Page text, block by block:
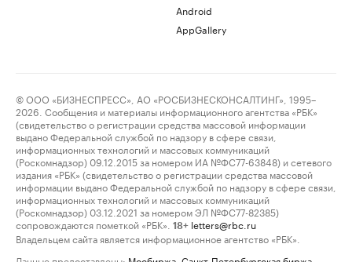
Android
AppGallery
© ООО «БИЗНЕСПРЕСС», АО «РОСБИЗНЕСКОНСАЛТИНГ», 1995–
2026. Сообщения и материалы информационного агентства «РБК»
(свидетельство о регистрации средства массовой информации
выдано Федеральной службой по надзору в сфере связи,
информационных технологий и массовых коммуникаций
(Роскомнадзор) 09.12.2015 за номером ИА №ФС77-63848) и сетевого
издания «РБК» (свидетельство о регистрации средства массовой
информации выдано Федеральной службой по надзору в сфере связи,
информационных технологий и массовых коммуникаций
(Роскомнадзор) 03.12.2021 за номером ЭЛ №ФС77-82385)
сопровождаются пометкой «РБК».
18+ letters@rbc.ru
Владельцем сайта является информационное агентство «РБК».